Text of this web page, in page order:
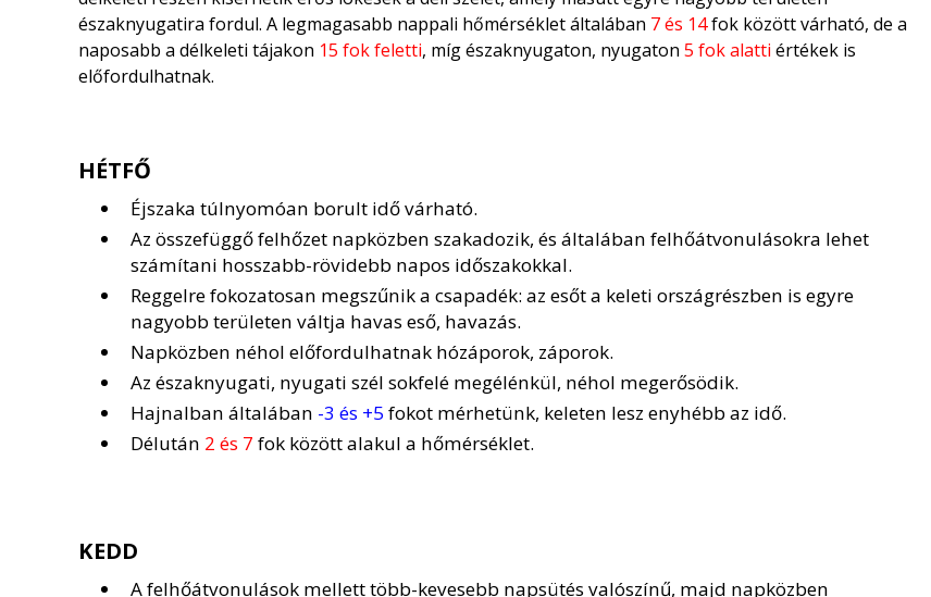
északnyugatira fordul. A legmagasabb nappali hőmérséklet általában 7 és 14fok között várható, de a
naposabb a délkeleti tájakon 15 fok feletti, míg északnyugaton, nyugaton 5 fok alatti értékek is
előfordulhatnak.
HÉTFŐ
Éjszaka túlnyomóan borult idő várható.
Az összefüggő felhőzet napközben szakadozik, és általában felhőátvonulásokra lehet
számítani hosszabb-rövidebb napos időszakokkal.
Reggelre fokozatosan megszűnik a csapadék: az esőt a keleti országrészben is egyre
nagyobb területen váltja havas eső, havazás.
Napközben néhol előfordulhatnak hózáporok, záporok.
Az északnyugati, nyugati szél sokfelé megélénkül, néhol megerősödik.
Hajnalban általában -3 és +5 fokot mérhetünk, keleten lesz enyhébb az idő.
Délután 2 és 7 fok között alakul a hőmérséklet.
KEDD
A felhőátvonulások mellett több-kevesebb napsütés valószínű, majd napközben